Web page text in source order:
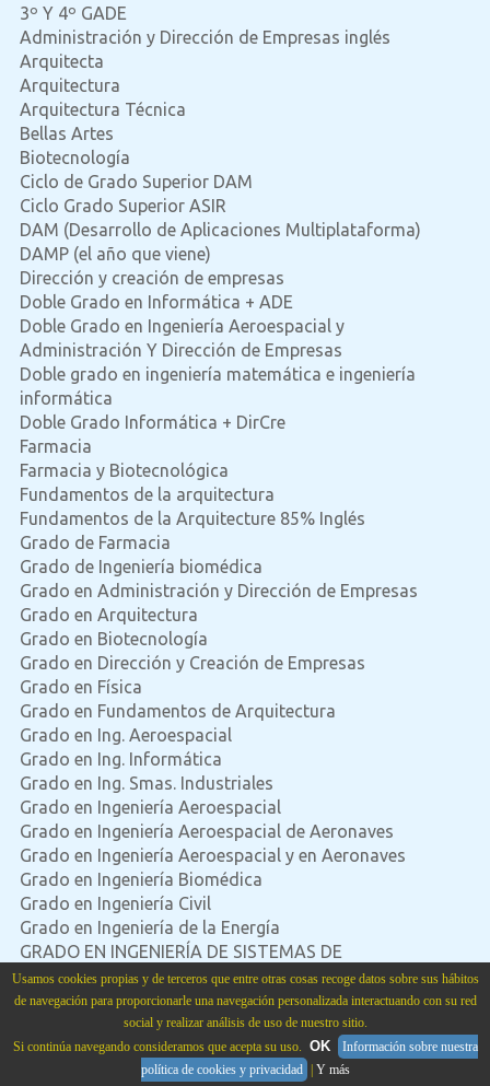
Usamos cookies propias y de terceros que entre otras cosas recoge datos sobre sus hábitos
de navegación para proporcionarle una navegación personalizada interactuando con su red
social y realizar análisis de uso de nuestro sitio.
Si continúa navegando consideramos que acepta su uso. OK
Información sobre nuestra
política de cookies y privacidad
Y más
3º Y 4º GADE
Administración y Dirección de Empresas inglés
Arquitecta
Arquitectura
Arquitectura Técnica
Bellas Artes
Biotecnología
Ciclo de Grado Superior DAM
Ciclo Grado Superior ASIR
DAM (Desarrollo de Aplicaciones Multiplataforma)
DAMP (el año que viene)
Dirección y creación de empresas
Doble Grado en Informática + ADE
Doble Grado en Ingeniería Aeroespacial y
Administración Y Dirección de Empresas
Doble grado en ingeniería matemática e ingeniería
informática
Doble Grado Informática + DirCre
Farmacia
Farmacia y Biotecnológica
Fundamentos de la arquitectura
Fundamentos de la Arquitecture 85% Inglés
Grado de Farmacia
Grado de Ingeniería biomédica
Grado en Administración y Dirección de Empresas
Grado en Arquitectura
Grado en Biotecnología
Grado en Dirección y Creación de Empresas
Grado en Física
Grado en Fundamentos de Arquitectura
Grado en Ing. Aeroespacial
Grado en Ing. Informática
Grado en Ing. Smas. Industriales
Grado en Ingeniería Aeroespacial
Grado en Ingeniería Aeroespacial de Aeronaves
Grado en Ingeniería Aeroespacial y en Aeronaves
Grado en Ingeniería Biomédica
Grado en Ingeniería Civil
Grado en Ingeniería de la Energía
GRADO EN INGENIERÍA DE SISTEMAS DE
TELECOMUNICACIÓN
Grado en Ingeniería Electrónica
Grado en Ingeniería en Electrónica Industrial y
Automática
Grado en Ingeniería en Organización Industrial